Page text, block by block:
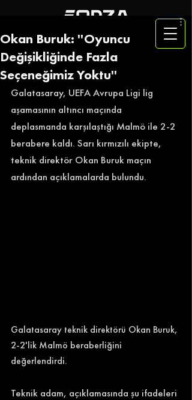
Okan Buruk: ''Oyuncu
Değişikliğinde Fazla
Seçeneğimiz Yoktu''
Galatasaray, UEFA Avrupa Ligi lig
aşamasının altıncı maçında
deplasmanda karşılaştığı Malmö ile 2-2
berabere kaldı. Sarı kırmızılı ekipte,
teknik direktör Okan Buruk maçın
ardından açıklamalarda bulundu.
Galatasaray teknik direktörü Okan Buruk,
2-2'lik Malmö beraberliğini
değerlendirdi.
Teknik adam, açıklamasında şu ifadeleri